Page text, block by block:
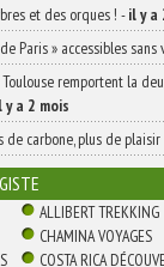
et des orques ! -il y a
Paris » accessibles sans
remportent la
y a 2 mois
de carbone, plus de plaisir
ALLIBERT TREKKING
CHAMINA VOYAGES
COSTA RICA